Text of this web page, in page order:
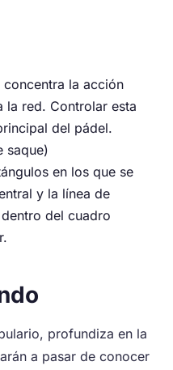
la acción
la red. Controlar esta
del pádel.
saque)
en los que se
y la línea de
del cuadro
profundiza en la
a pasar de conocer